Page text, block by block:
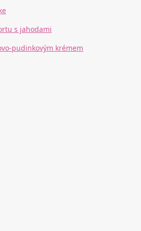
s jahodami
pudinkovým krémem